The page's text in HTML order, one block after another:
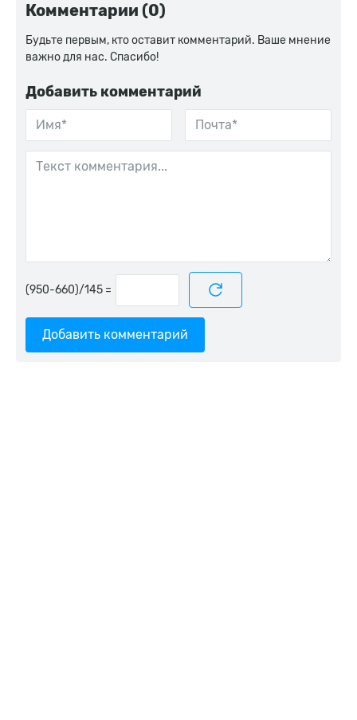
Комментарии (0)
Будьте первым, кто оставит комментарий. Ваше мнение
важно для нас. Спасибо!
Добавить комментарий
=
Добавить комментарий